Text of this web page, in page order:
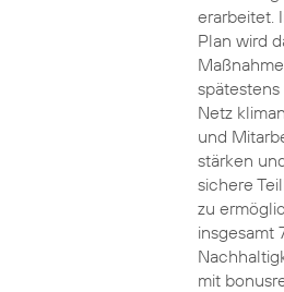
erarbeitet.
Plan wird
Netz
und
stärken
sichere
zu
insgesamt
mit